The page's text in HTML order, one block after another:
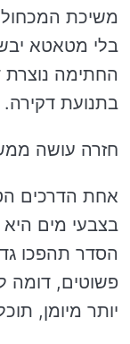
משיכת המכחול
בלי מטאטא
החתימה
בתנועת
חזרה עושה
אחת הדרכים
בצבעי מים
הסדר תהפכו
פשוטים, דומה
יותר מיומן,